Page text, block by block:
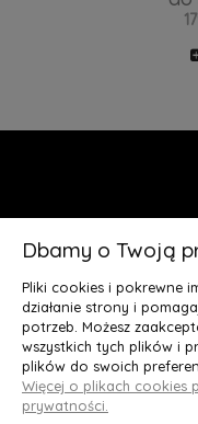
Deluxury.pl
Dbamy o Twoją
Pliki cookies i pokrewne
działanie strony i
potrzeb. Możesz
wszystkich tych plików i
plików do swoich
Więcej o plikach cookies
prywatności.